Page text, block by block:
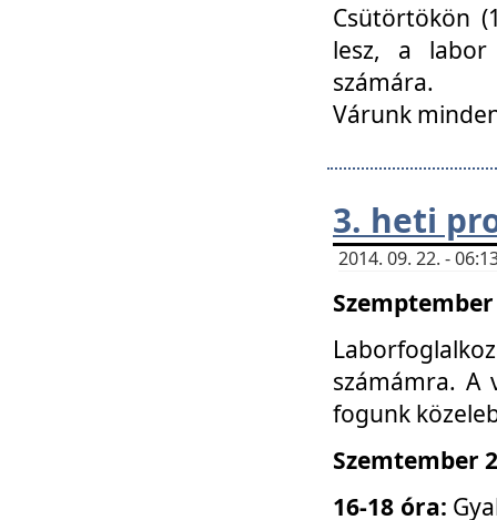
Csütörtökön
lesz, a labor
számára.
Várunk
3. heti
2014. 09. 22. -
számámra. A
fogunk
Szemtember
16-18 óra: